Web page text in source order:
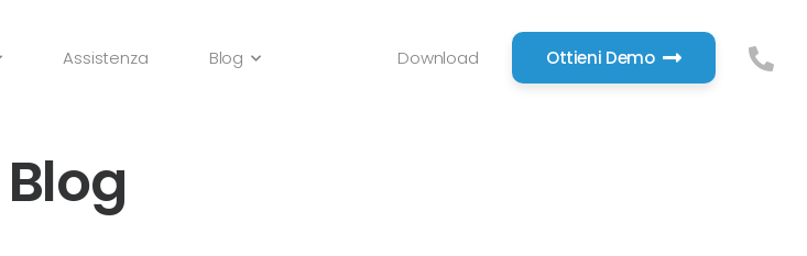
Assistenza Blog Download Ottieni Demo
Blog